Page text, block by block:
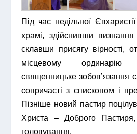
Під час недільної
храмі, здійснивши
склавши присягу вірності,
місцевому
священницьке зобовʼязання
сопричасті з єпископом і
Пізніше новий пастир
Христа – Доброго
головування.